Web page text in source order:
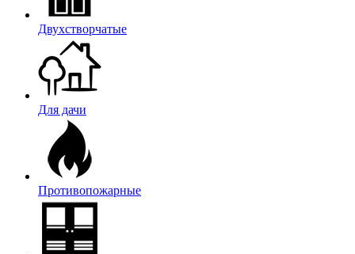
Двухстворчатые
Для дачи
Противопожарные